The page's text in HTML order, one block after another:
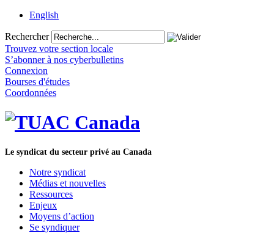
English
Rechercher
Trouvez votre section locale
S’abonner à nos cyberbulletins
Connexion
Bourses d'études
Coordonnées
Le syndicat du secteur privé au Canada
Notre syndicat
Médias et nouvelles
Ressources
Enjeux
Moyens d’action
Se syndiquer